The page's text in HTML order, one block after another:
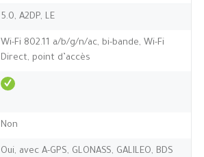
5.0, A2DP, LE
Wi-Fi 802.11 a/b/g/n/ac, bi-bande, Wi-Fi
Direct, point d’accès
Non
Oui, avec A-GPS, GLONASS, GALILEO, BDS